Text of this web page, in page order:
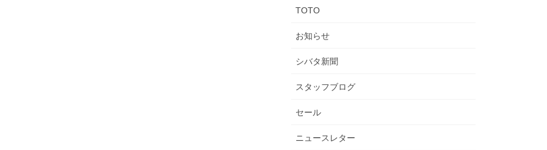
TOTO
お知らせ
シバタ新聞
スタッフブログ
セール
ニュースレター